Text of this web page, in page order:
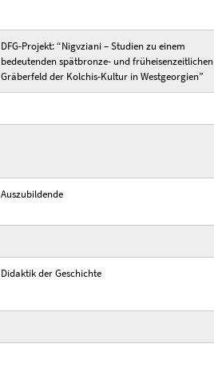
DFG-Projekt: “Nigvziani – Studien zu einem
bedeutenden spätbronze- und früheisenzeitlichen
Gräberfeld der Kolchis-Kultur in Westgeorgien”
Auszubildende
Didaktik der Geschichte